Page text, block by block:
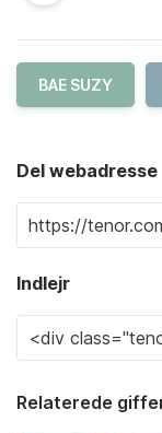
BAE SUZY
Del webadresse
Indlejr
Relaterede